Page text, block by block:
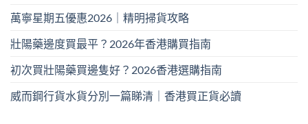
萬寧星期五優惠2026｜精明掃貨攻略
壯陽藥邊度買最平？2026年香港購買指南
初次買壯陽藥買邊隻好？2026香港選購指南
威而鋼行貨水貨分別一篇睇清｜香港買正貨必讀